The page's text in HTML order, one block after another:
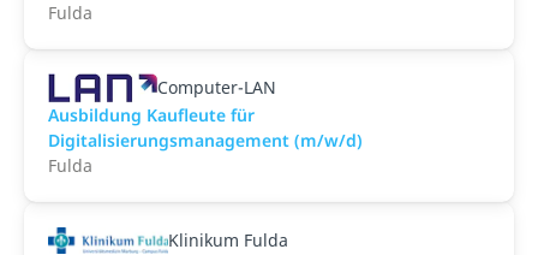
Fulda
Computer-LAN
Ausbildung Kaufleute für
Digitalisierungsmanagement (m/w/d)
Fulda
Klinikum Fulda